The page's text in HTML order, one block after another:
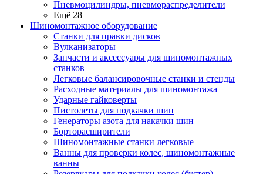
Пневмоцилиндры, пневмораспределители
Ещё 28
Шиномонтажное оборудование
Станки для правки дисков
Вулканизаторы
Запчасти и аксессуары для шиномонтажных
станков
Легковые балансировочные станки и стенды
Расходные материалы для шиномонтажа
Ударные гайковерты
Пистолеты для подкачки шин
Генераторы азота для накачки шин
Борторасширители
Шиномонтажные станки легковые
Ванны для проверки колес, шиномонтажные
ванны